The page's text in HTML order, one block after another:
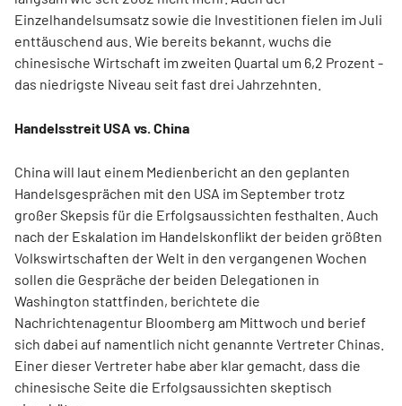
Einzelhandelsumsatz sowie die Investitionen fielen im Juli
enttäuschend aus. Wie bereits bekannt, wuchs die
chinesische Wirtschaft im zweiten Quartal um 6,2 Prozent -
das niedrigste Niveau seit fast drei Jahrzehnten.
Handelsstreit USA vs. China
China will laut einem Medienbericht an den geplanten
Handelsgesprächen mit den USA im September trotz
großer Skepsis für die Erfolgsaussichten festhalten. Auch
nach der Eskalation im Handelskonflikt der beiden größten
Volkswirtschaften der Welt in den vergangenen Wochen
sollen die Gespräche der beiden Delegationen in
Washington stattfinden, berichtete die
Nachrichtenagentur Bloomberg am Mittwoch und berief
sich dabei auf namentlich nicht genannte Vertreter Chinas.
Einer dieser Vertreter habe aber klar gemacht, dass die
chinesische Seite die Erfolgsaussichten skeptisch